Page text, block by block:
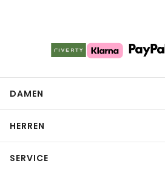
DAMEN
HERREN
SERVICE